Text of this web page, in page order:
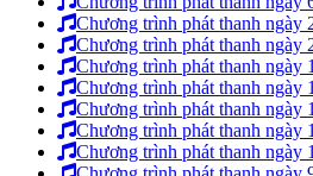
Chương trình phát thanh ngày
Chương trình phát thanh ngày
Chương trình phát thanh ngày
Chương trình phát thanh ngày
Chương trình phát thanh ngày
Chương trình phát thanh ngày
Chương trình phát thanh ngày